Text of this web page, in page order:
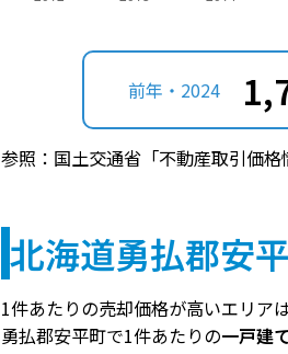
前年・2024
参照：国土交通省「不動産取引価格
北海道勇払郡安
1件あたりの売却価格が高いエリア
勇払郡安平町で1件あたりの一戸建